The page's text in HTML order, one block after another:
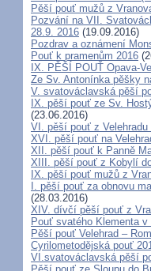
Pěší pouť mužů z
Pozvání na VII.
28.9. 2016 (19.09.2016)
Pozdrav a oznámení
Pouť k pramenům 2016
IX. PĚŠÍ POUŤ Opava-
Ze Sv. Antonínka pěšky
V. svatováclavská pěší
IX. pěší pouť ze Sv.
(23.06.2016)
VI. pěší pouť z
XVI. pěší pouť na
XII. pěší pouť k Panně
XIII. pěší pouť z Kobylí
IX. pěší pouť mužů z
I. pěší pouť za obnovu
(28.03.2016)
XIV. dívčí pěší pouť z
Pouť svatého Klementa
Pěší pouť Velehrad –
Cyrilometodějská pouť
VI.svatováclavská pěší